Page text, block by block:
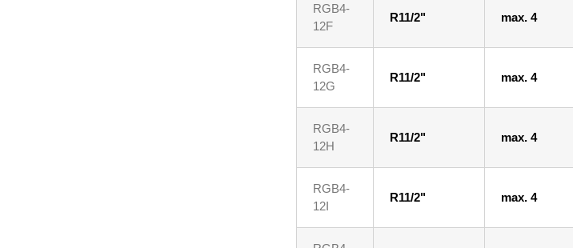
RGB4-
12F
R11/2" max. 4
RGB4-
12G
R11/2" max. 4
RGB4-
12H
R11/2" max. 4
RGB4-
12I
R11/2" max. 4